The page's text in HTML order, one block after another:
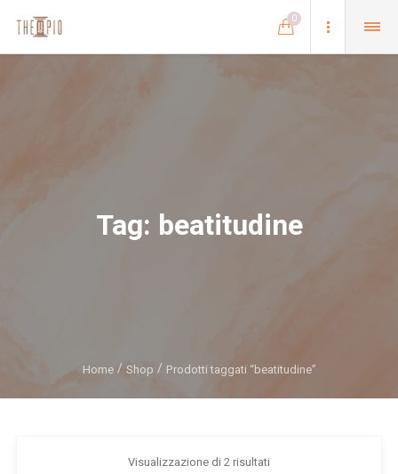
0
Tag: beatitudine
Home Shop Prodotti taggati “beatitudine”
Visualizzazione di 2 risultati